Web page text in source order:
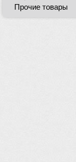
Прочие товары